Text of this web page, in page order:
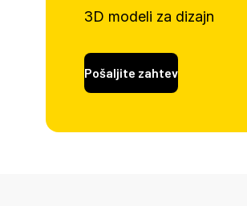
3D modeli za dizajn
Pošaljite zahtev